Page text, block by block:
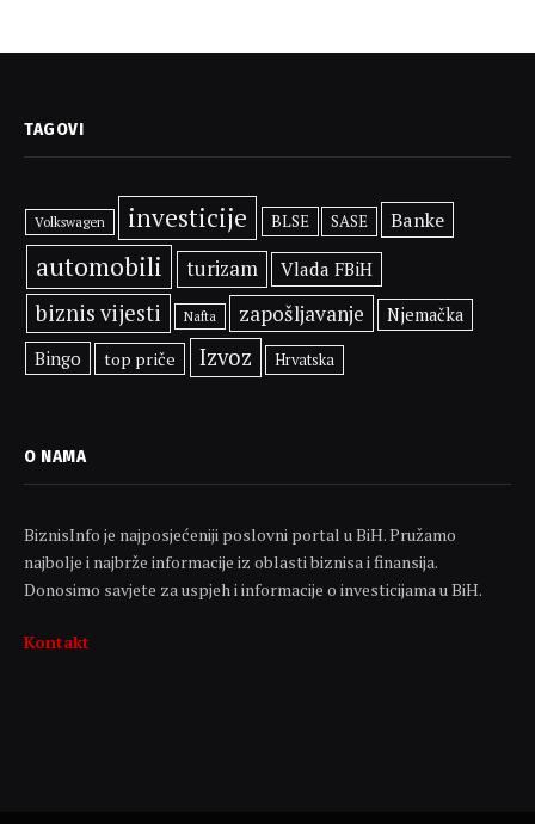
TAGOVI
Volkswagen investicije BLSE SASE Banke
automobili turizam Vlada FBiH
biznis vijesti Nafta zapošljavanje Njemačka
Bingo top priče Izvoz Hrvatska
O NAMA
BiznisInfo je najposjećeniji poslovni portal u BiH. Pružamo
najbolje i najbrže informacije iz oblasti biznisa i finansija.
Donosimo savjete za uspjeh i informacije o investicijama u BiH.
Kontakt